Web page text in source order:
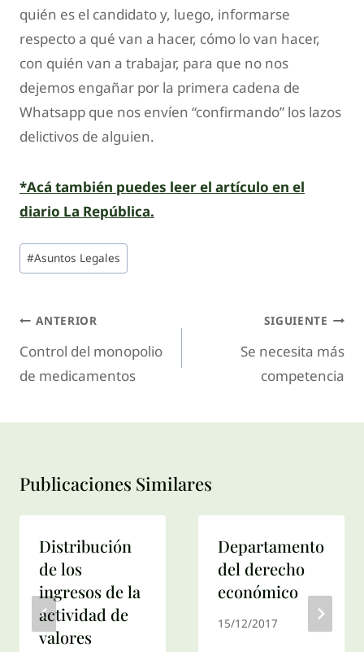
quién es el candidato y, luego, informarse
respecto a qué van a hacer, cómo lo van hacer,
con quién van a trabajar, para que no nos
dejemos engañar por la primera cadena de
Whatsapp que nos envíen “confirmando” los lazos
delictivos de alguien.
*Acá también puedes leer el artículo en el
diario La República.
#Asuntos Legales
ANTERIOR
Control del monopolio
de medicamentos
SIGUIENTE
Se necesita más
competencia
Publicaciones Similares
Distribución
de los
ingresos de la
actividad de
valores
Departamento
del derecho
económico
15/12/2017